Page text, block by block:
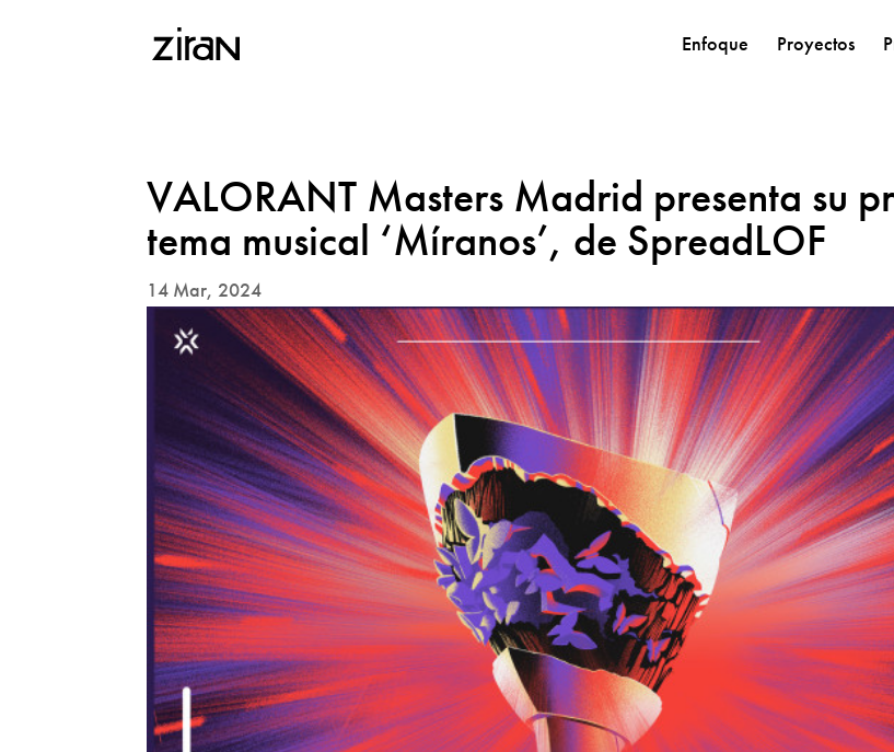
Enfoque Proyectos
VALORANT Masters Madrid presenta su
tema musical ‘Míranos’, de SpreadLOF
14 Mar, 2024